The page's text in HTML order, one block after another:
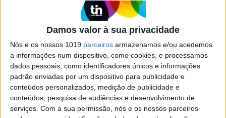
Damos valor à sua privacidade
Nós e os nossos 1019 parceiros armazenamos e/ou acedemos
a informações num dispositivo, como cookies, e processamos
dados pessoais, como identificadores únicos e informações
padrão enviadas por um dispositivo para publicidade e
conteúdos personalizados, medição de publicidade e
conteúdos, pesquisa de audiências e desenvolvimento de
serviços. Com a sua permissão, nós e os nossos parceiros
MAIS NA VISÃO